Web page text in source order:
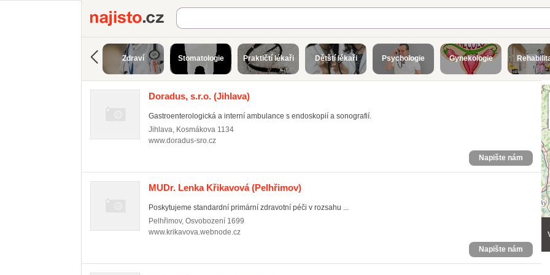
Najisto.cz
Zdraví Stomatologie Praktičtí lékaři Dětští lékaři Psychologie Gynekologie
Doradus, s.r.o. (Jihlava)
Gastroenterologická a interní ambulance s endoskopií a sonografií.
Jihlava, Kosmákova 1134
www.doradus-sro.cz
Napište nám
MUDr. Lenka Křikavová(Pelhřimov)
Poskytujeme standardní primární zdravotní péči v rozsahu ...
Pelhřimov, Osvobození 1699
www.krikavova.webnode.cz
Napište nám